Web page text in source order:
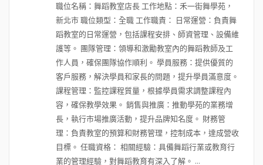
職位名稱：舞蹈教室店長 工作地點：禾一街舞學苑，
新北市 職位類型：全職 工作職責： 日常運營：負責舞
蹈教室的日常運營，包括課程安排、師資管理、設備維
護等。 團隊管理：領導和激勵教室內的舞蹈教師及工
作人員，確保團隊協作順利。 學員服務：提供優質的
客戶服務，解決學員和家長的問題，提升學員滿意度。
課程管理：監控課程質量，根據學員需求調整課程內
容，確保教學效果。 銷售與推廣：推動學苑的業務增
長，執行市場推廣活動，提升品牌知名度。 財務管
理：負責教室的預算和財務管理，控制成本，達成營收
目標。 任職資格： 相關經驗：具備舞蹈行業或教育行
業的管理經驗，對舞蹈教育有深入了解。 ...